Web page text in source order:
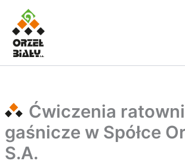
Przejdź
treści
Ćwiczenia
gaśnicze w Spółce
S.A.